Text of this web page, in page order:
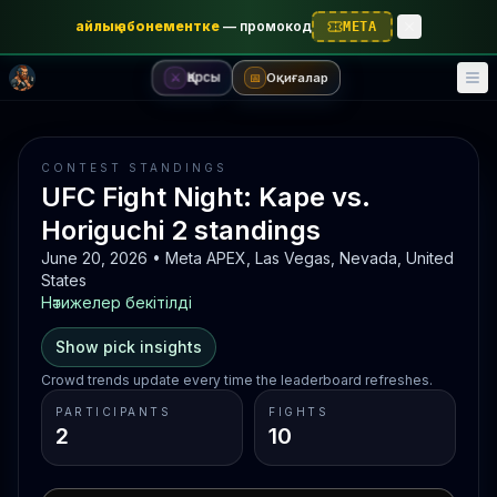
айлық абонементке — промокод META
⚔️ Қарсы 📅 Оқиғалар
CONTEST STANDINGS
UFC Fight Night: Kape vs.
Horiguchi 2 standings
June 20, 2026 • Meta APEX, Las Vegas, Nevada, United
States
Нәтижелер бекітілді
Show pick insights
Crowd trends update every time the leaderboard refreshes.
PARTICIPANTS
2
FIGHTS
10